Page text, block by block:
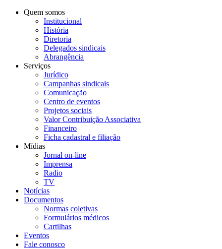
Quem somos
Institucional
História
Diretoria
Delegados sindicais
Abrangência
Serviços
Jurídico
Campanhas sindicais
Comunicação
Centro de eventos
Projetos sociais
Valor Contribuição Associativa
Financeiro
Ficha cadastral e filiação
Mídias
Jornal on-line
Imprensa
Radio
TV
Notícias
Documentos
Normas coletivas
Formulários médicos
Cartilhas
Eventos
Fale conosco